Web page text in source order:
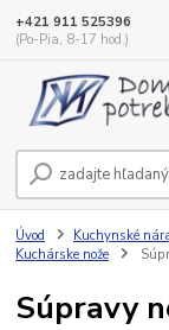
+421 911 525396
(Po-Pia, 8-17 hod.)
Úvod Kuchynské
Kuchárske nože
Súpravy